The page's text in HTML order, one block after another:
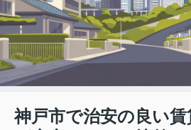
神戸市で治安の良い